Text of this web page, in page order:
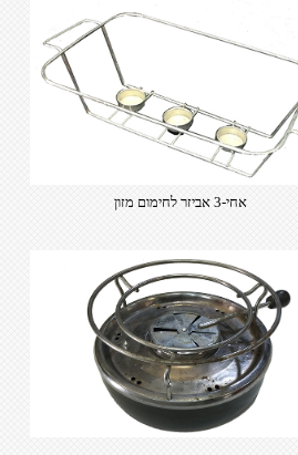
​אחי-3 אביזר לחימום מזון